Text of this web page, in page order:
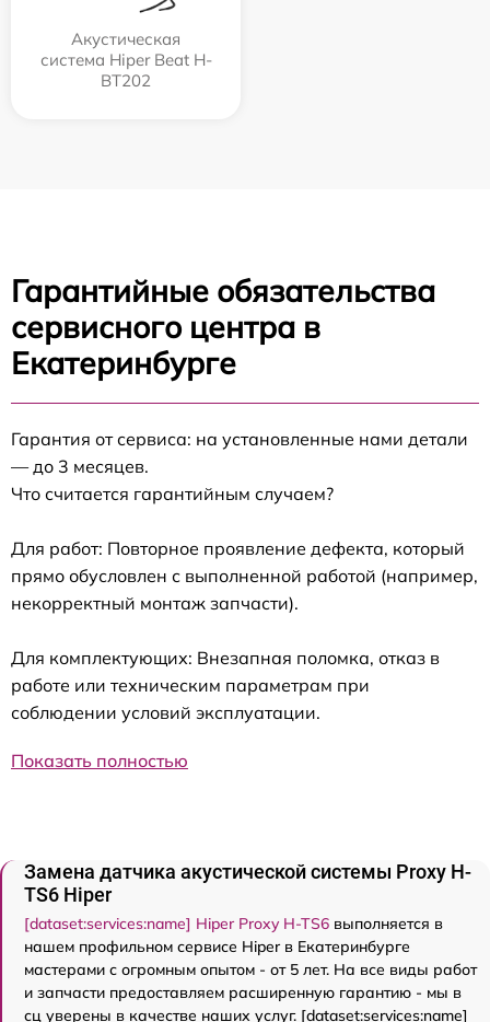
Акустическая
система Hiper Beat H-
BT202
Гарантийные обязательства
сервисного центра в
Екатеринбурге
Гарантия от сервиса: на установленные нами детали
— до 3 месяцев.
Что считается гарантийным случаем?
Для работ: Повторное проявление дефекта, который
прямо обусловлен с выполненной работой (например,
некорректный монтаж запчасти).
Для комплектующих: Внезапная поломка, отказ в
работе или техническим параметрам при
соблюдении условий эксплуатации.
Показать полностью
Замена датчика акустической системы Proxy H-
TS6 Hiper
[dataset:services:name] Hiper Proxy H-TS6 выполняется в
нашем профильном сервисе Hiper в Екатеринбурге
мастерами с огромным опытом - от 5 лет. На все виды работ
и запчасти предоставляем расширенную гарантию - мы в
сц уверены в качестве наших услуг. [dataset:services:name]